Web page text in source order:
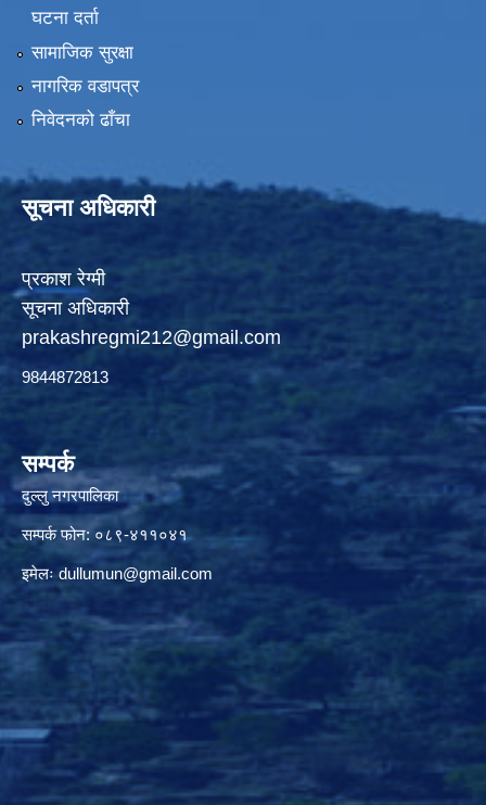
घटना दर्ता
सामाजिक सुरक्षा
नागरिक वडापत्र
निवेदनको ढाँचा
सूचना अधिकारी
प्रकाश रेग्मी
सूचना अधिकारी
prakashregmi212@gmail.com
9844872813
सम्पर्क
दुल्लु नगरपालिका
सम्पर्क फोन: ०८९-४११०४१
इमेलःdullumun@gmail.com